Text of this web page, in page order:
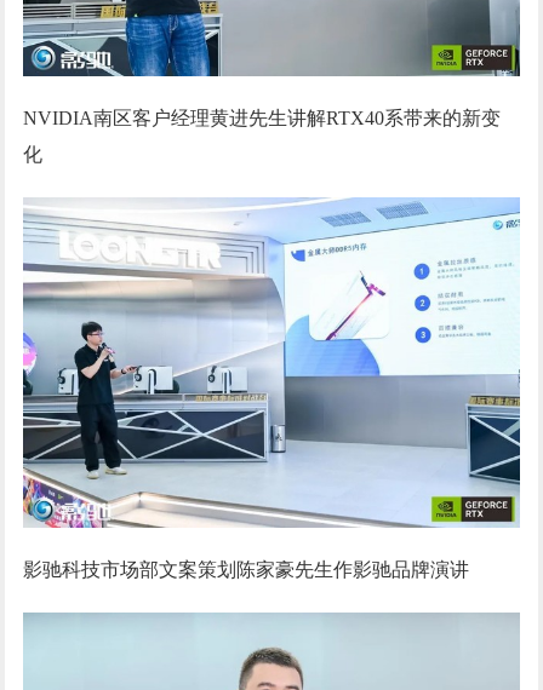
NVIDIA南区客户经理黄进先生讲解RTX40系带来的新变
化
影驰科技市场部文案策划陈家豪先生作影驰品牌演讲